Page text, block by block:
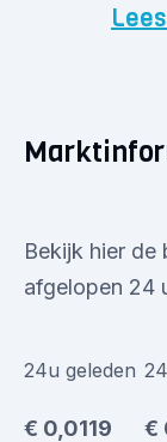
Bekijk hier de
afgelopen 24
24u geleden
€ 0,0119 €